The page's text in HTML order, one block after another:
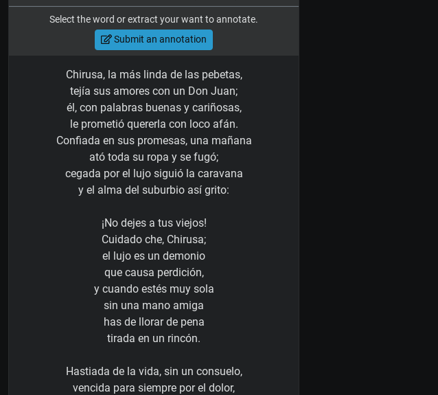
Select the word or extract your want to annotate.
Submit an annotation
Chirusa, la más linda de las pebetas,
tejía sus amores con un Don Juan;
él, con palabras buenas y cariñosas,
le prometió quererla con loco afán.
Confiada en sus promesas, una mañana
ató toda su ropa y se fugó;
cegada por el lujo siguió la caravana
y el alma del suburbio así grito:
¡No dejes a tus viejos!
Cuidado che, Chirusa;
el lujo es un demonio
que causa perdición,
y cuando estés muy sola
sin una mano amiga
has de llorar de pena
tirada en un rincón.
Hastiada de la vida, sin un consuelo,
vencida para siempre por el dolor,